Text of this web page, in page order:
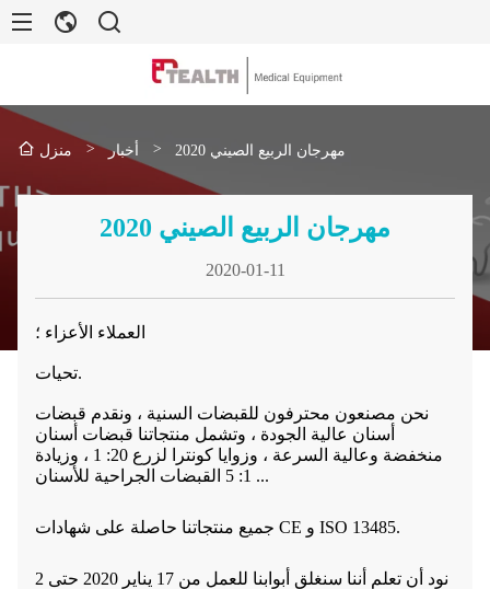
منزل > أخبار > 2020 مهرجان الربيع الصيني
2020 مهرجان الربيع الصيني
2020-01-11
العملاء الأعزاء ؛
تحيات.
نحن مصنعون محترفون للقبضات السنية ، ونقدم قبضات
أسنان عالية الجودة ، وتشمل منتجاتنا قبضات أسنان
منخفضة وعالية السرعة ، وزوايا كونترا لزرع 20: 1 ، وزيادة
1: 5 القبضات الجراحية للأسنان ...
جميع منتجاتنا حاصلة على شهادات CE و ISO 13485.
نود أن تعلم أننا سنغلق أبوابنا للعمل من 17 يناير 2020 حتى 2